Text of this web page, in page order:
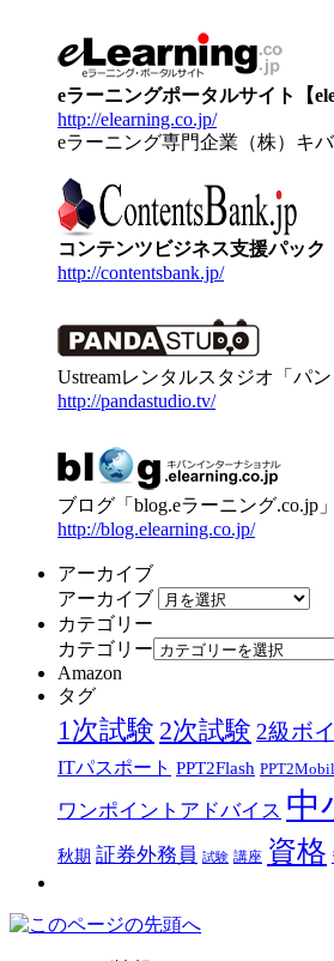
eラーニングポータルサイト【
http://elearning.co.jp/
eラーニング専門企業（株）キ
コンテンツビジネス支援パック
http://contentsbank.jp/
Ustreamレンタルスタジオ「パン
http://pandastudio.tv/
ブログ「blog.eラーニング.co.jp」
http://blog.elearning.co.jp/
アーカイブ
アーカイブ
カテゴリー
カテゴリー
Amazon
タグ
1次試験 2次試験 2級ボ
ITパスポート PPT2Flash
ワンポイントアドバイス 中
秋期 証券外務員 試験 講座 資格